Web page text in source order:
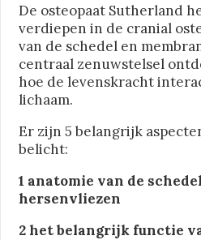
De osteopaat Sutherland
verdiepen in de cranial
van de schedel en
centraal zenuwstelsel
hoe de levenskracht
lichaam.
Er zijn 5 belangrijk
belicht:
1 anatomie van de
hersenvliezen
2 het belangrijk functie